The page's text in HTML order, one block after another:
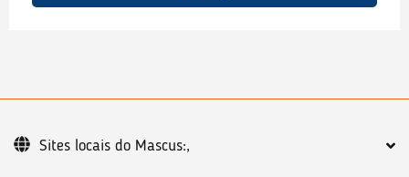
Sites locais do Mascus:,